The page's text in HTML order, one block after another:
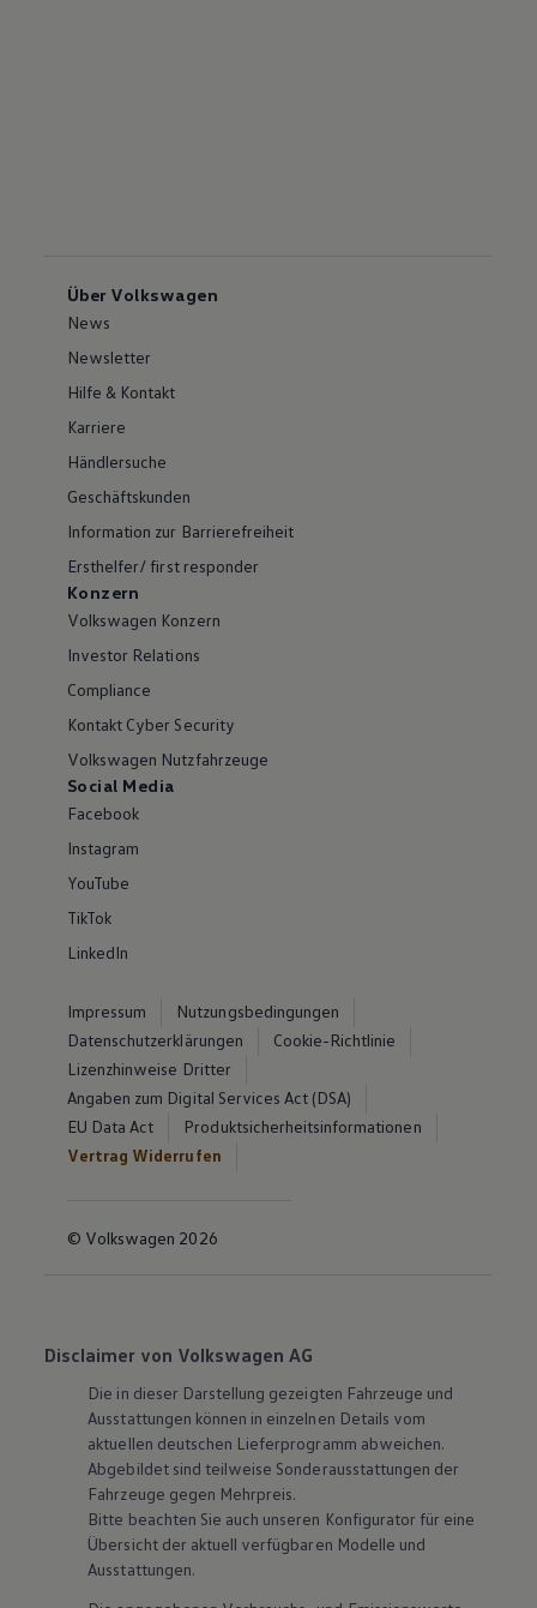
Über Volkswagen
News
Newsletter
Hilfe & Kontakt
Karriere
Händlersuche
Geschäftskunden
Information zur Barrierefreiheit
Ersthelfer/ first responder
Konzern
Volkswagen Konzern
Investor Relations
Compliance
Kontakt Cyber Security
Volkswagen Nutzfahrzeuge
Social Media
Facebook
Instagram
YouTube
TikTok
LinkedIn
Impressum
Nutzungsbedingungen
Datenschutzerklärungen
Cookie-Richtlinie
Lizenzhinweise Dritter
Angaben zum Digital Services Act (DSA)
EU Data Act
Produktsicherheitsinformationen
Vertrag Widerrufen
© Volkswagen 2026
Disclaimer von Volkswagen AG
Die in dieser Darstellung gezeigten Fahrzeuge und
Ausstattungen können in einzelnen Details vom
aktuellen deutschen Lieferprogramm abweichen.
Abgebildet sind teilweise Sonderausstattungen der
Fahrzeuge gegen Mehrpreis.
Bitte beachten Sie auch unseren Konfigurator für eine
Übersicht der aktuell verfügbaren Modelle und
Ausstattungen.